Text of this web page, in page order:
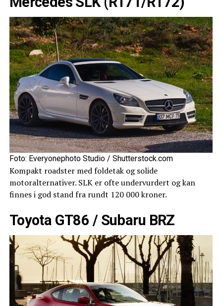
Foto: Everyonephoto Studio / Shutterstock.com
Kompakt roadster med foldetak og solide
motoralternativer. SLK er ofte undervurdert og kan
finnes i god stand fra rundt 120 000 kroner.
Toyota GT86 / Subaru BRZ